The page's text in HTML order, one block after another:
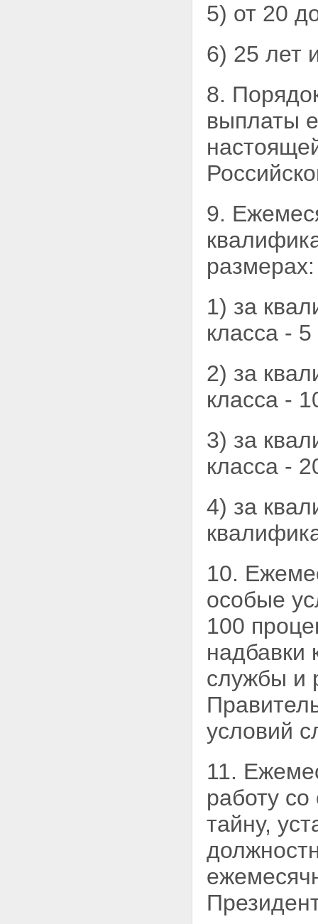
5) от 20
6) 25 лет
8.
выплаты
9.
размерах:
1) за
класса -
2) за
класса -
3) за
класса -
4) за
10.
особые
100
надбавки
службы и
условий
11.
работу со
тайну,